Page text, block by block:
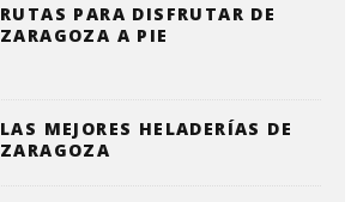
RUTAS PARA DISFRUTAR DE
ZARAGOZA A PIE
LAS MEJORES HELADERÍAS DE
ZARAGOZA